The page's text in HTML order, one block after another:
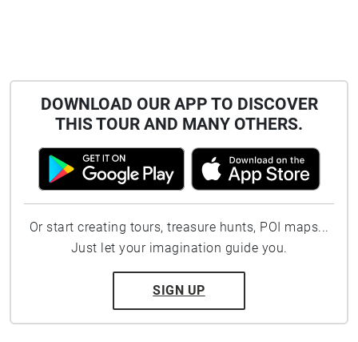
DOWNLOAD OUR APP TO DISCOVER
THIS TOUR AND MANY OTHERS.
Or start creating tours, treasure hunts, POI maps...
Just let your imagination guide you.
SIGN UP